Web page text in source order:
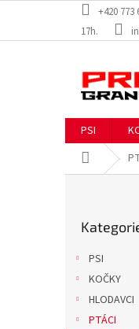
obsah
+420 773
17h.
PSI
Domů
kategorie
PSI
KOČKY
HLODAVCI
PTÁCI